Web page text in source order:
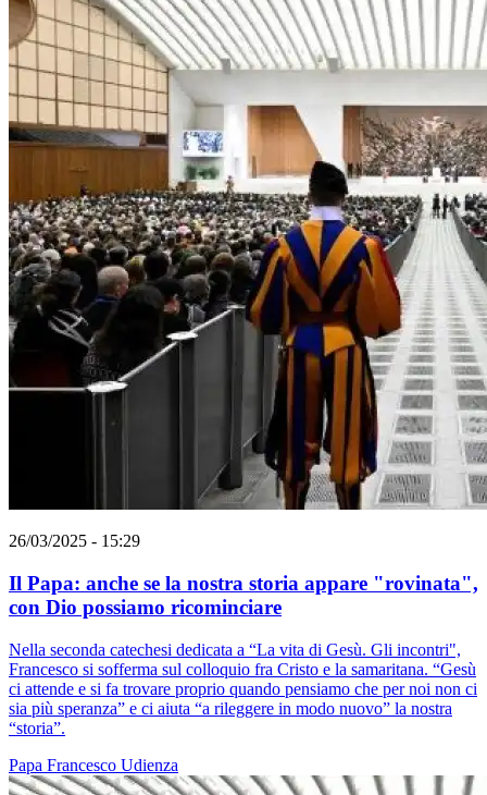
26/03/2025 - 15:29
Il Papa: anche se la nostra storia appare "rovinata",
con Dio possiamo ricominciare
Nella seconda catechesi dedicata a “La vita di Gesù. Gli incontri",
Francesco si sofferma sul colloquio fra Cristo e la samaritana. “Gesù
ci attende e si fa trovare proprio quando pensiamo che per noi non ci
sia più speranza” e ci aiuta “a rileggere in modo nuovo” la nostra
“storia”.
Papa Francesco Udienza